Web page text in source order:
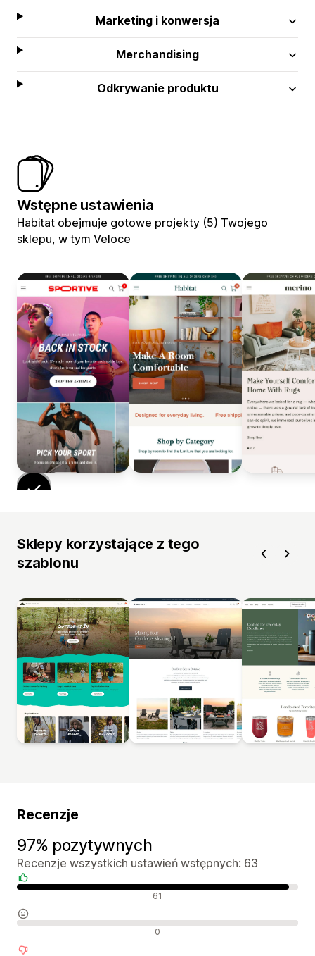
Marketing i konwersja
Merchandising
Odkrywanie produktu
Wstępne ustawienia
Habitat obejmuje gotowe projekty (5) Twojego
sklepu, w tym Veloce
Sklepy korzystające z tego
szablonu
Recenzje
97% pozytywnych
Recenzje wszystkich ustawień wstępnych: 63
Pozytywne recenzje 61
Neutralne recenzje 0